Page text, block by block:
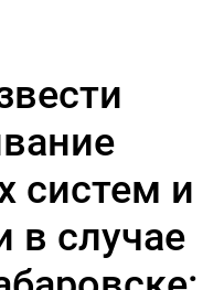
систем и
в случае